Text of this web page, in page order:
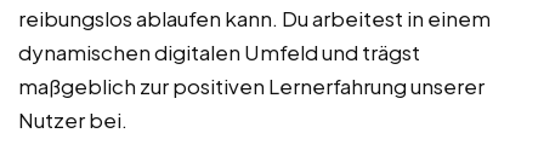
reibungslos ablaufen kann. Du arbeitest in einem
dynamischen digitalen Umfeld und trägst
maßgeblich zur positiven Lernerfahrung unserer
Nutzer bei.